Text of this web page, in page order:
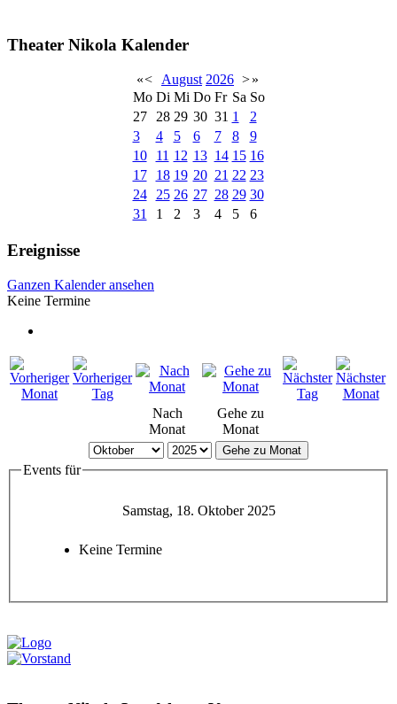
Theater Nikola Kalender
«< August 2026 >»
Mo Di Mi Do Fr Sa So
27
28 29 30 31 1
2
3
4 5 6 7 8
9
10
11 12 13 14 15 16
17
18 19 20 21 22 23
24
25 26 27 28 29 30
31
1 2 3 4 5 6
Ereignisse
Ganzen Kalender ansehen
Keine Termine
Nach
Monat
Gehe zu
Monat
Gehe zu Monat
Events für
Samstag, 18. Oktober 2025
Keine Termine